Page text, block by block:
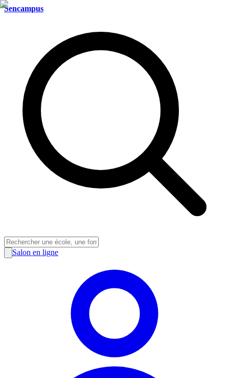
Sencampus
Salon en ligne